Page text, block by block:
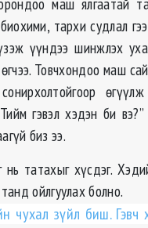
тархи судлал
үүндээ шинжлэх
Товчхондоо маш
гэвэл хэдэн би вэ?”
биз ээ.
нь татахыг хүсдэг.
ойлгуулах болно.
чухал зүйл биш. Гэвч